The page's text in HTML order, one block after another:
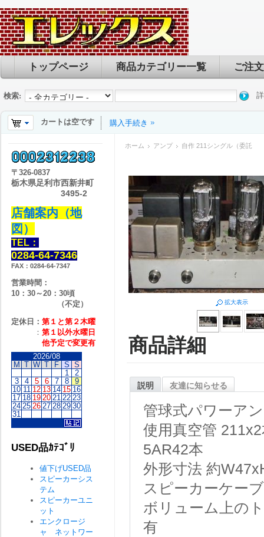
トップページ 商品カテゴリー一覧 ご注
検索:
カートは空です 購入手続き
ホーム アンプ 自作 211シングル（委託
拡大表示
商品詳細
説明 友達に知らせる
管球式パワーア
使用真空管
5AR42本
外形寸法 約
スピーカーケー
ボリューム上の
有
〒 326-0837
栃木県足利市西新井町
3495-2
店舗案内（地
図）
TEL：
0284-64-7346
FAX：0284-64-7347
営業時間：
10：30～20：30頃
（不定）
定休日： 第１と第２木曜
： 第１以外水曜日
他予定で変更有
2026/08
M T W T F S S
1
2
3
4 5 6 7 8
9
10 11 12 13 14 15 16
17 18 19 20 21 22 23
24 25 26 27 28 29 30
31
USED品ｶﾃｺﾞﾘ
値下げUSED品
スピーカーシス
テム
スピーカーユニ
ット
エンクロージ
ャ ネットワー